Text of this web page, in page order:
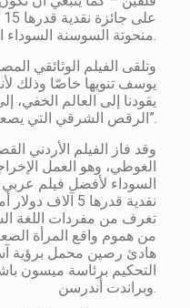
وتلقى الفيلم الوثائقي
يوسف تنويها خاصّا وذلك
يقودنا إلى العالم
الرقص الشرقي التي يصعب الوصول إليها”.
وقد فاز الفيلم الأردني
الغوطي، وهو العمل
السوداء لأفضل فيلم
نقدية قدرها 5
تغرف من مفردات اللغة
من هموم واقع المرأة
هادئ رصين محمل برؤية
التحكيم برئاسة ميسون